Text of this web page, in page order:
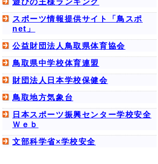
遊びの王様ランキング
スポーツ情報提供サイト「鳥スポ
net」
公益財団法人鳥取県体育協会
鳥取県中学校体育連盟
財団法人日本学校保健会
鳥取地方気象台
日本スポーツ振興センター学校安全
Ｗｅｂ
文部科学省×学校安全